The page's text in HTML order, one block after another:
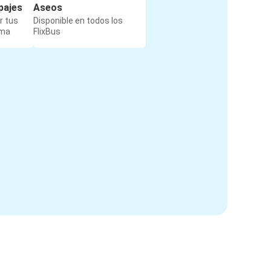
tus
Aseos
Disponible en todos los
FlixBus